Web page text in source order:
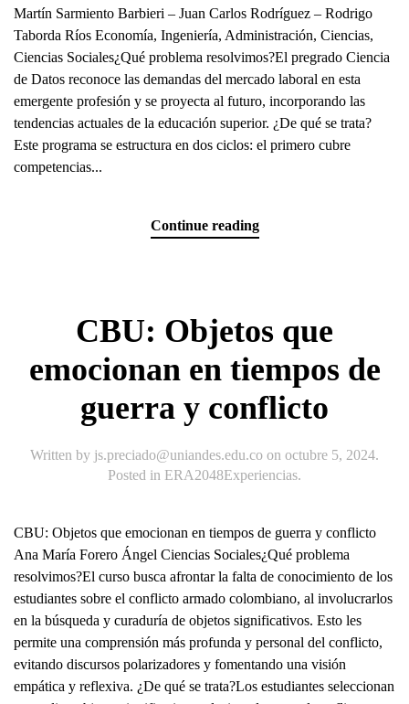
Martín Sarmiento Barbieri – Juan Carlos Rodríguez – Rodrigo
Taborda Ríos Economía, Ingeniería, Administración, Ciencias,
Ciencias Sociales¿Qué problema resolvimos?El pregrado Ciencia
de Datos reconoce las demandas del mercado laboral en esta
emergente profesión y se proyecta al futuro, incorporando las
tendencias actuales de la educación superior. ¿De qué se trata?
Este programa se estructura en dos ciclos: el primero cubre
competencias...
Continue reading
CBU: Objetos que
emocionan en tiempos de
guerra y conflicto
Written by js.preciado@uniandes.edu.co on octubre 5, 2024.
Posted in ERA2048Experiencias.
CBU: Objetos que emocionan en tiempos de guerra y conflicto
Ana María Forero Ángel Ciencias Sociales¿Qué problema
resolvimos?El curso busca afrontar la falta de conocimiento de los
estudiantes sobre el conflicto armado colombiano, al involucrarlos
en la búsqueda y curaduría de objetos significativos. Esto les
permite una comprensión más profunda y personal del conflicto,
evitando discursos polarizadores y fomentando una visión
empática y reflexiva. ¿De qué se trata?Los estudiantes seleccionan